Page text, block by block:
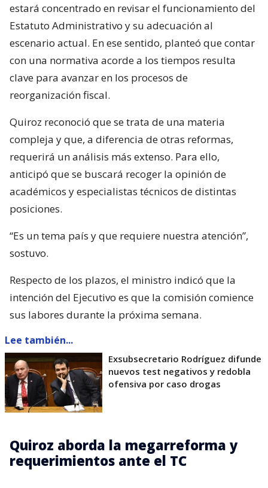
estará concentrado en revisar el funcionamiento del
Estatuto Administrativo y su adecuación al
escenario actual. En ese sentido, planteó que contar
con una normativa acorde a los tiempos resulta
clave para avanzar en los procesos de
reorganización fiscal.
Quiroz reconoció que se trata de una materia
compleja y que, a diferencia de otras reformas,
requerirá un análisis más extenso. Para ello,
anticipó que se buscará recoger la opinión de
académicos y especialistas técnicos de distintas
posiciones.
“Es un tema país y que requiere nuestra atención”,
sostuvo.
Respecto de los plazos, el ministro indicó que la
intención del Ejecutivo es que la comisión comience
sus labores durante la próxima semana.
Lee también...
Exsubsecretario Rodríguez difunde
nuevos test negativos y redobla
ofensiva por caso drogas
Quiroz aborda la megarreforma y
requerimientos ante el TC